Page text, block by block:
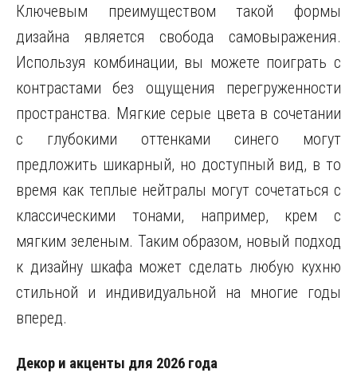
Ключевым преимуществом такой формы
дизайна является свобода самовыражения.
Используя комбинации, вы можете поиграть с
контрастами без ощущения перегруженности
пространства. Мягкие серые цвета в сочетании
с глубокими оттенками синего могут
предложить шикарный, но доступный вид, в то
время как теплые нейтралы могут сочетаться с
классическими тонами, например, крем с
мягким зеленым. Таким образом, новый подход
к дизайну шкафа может сделать любую кухню
стильной и индивидуальной на многие годы
вперед.
Декор и акценты для 2026 года